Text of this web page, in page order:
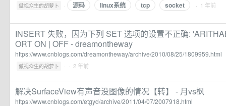
傲视众生的胡萝卜 · 源码 linux系统 tcp socket · 1 年前
INSERT 失败，因为下列 SET 选项的设置不正确:
ORT ON | OFF - dreamontheway
https://www.cnblogs.com/dreamontheway/archive/2010/08/25/1809959.html
傲视众生的胡萝卜 · · 2 年前
解决SurfaceView有声音没图像的情况【转】 - 月vs枫
https://www.cnblogs.com/etgyd/archive/2011/04/07/2007918.html